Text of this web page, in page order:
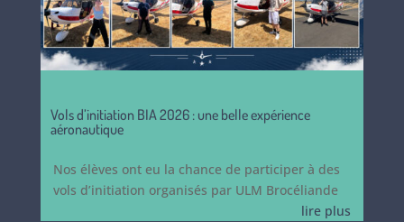
Vols d’initiation BIA 2026 : une belle expérience
aéronautique
Nos élèves ont eu la chance de participer à des
vols d’initiation organisés par ULM Brocéliande
lire plus